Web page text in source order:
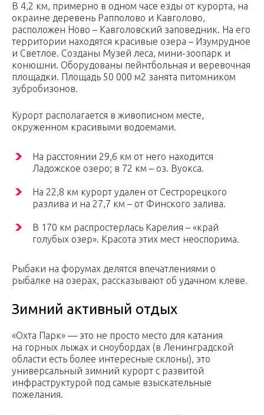
В 4,2 км, примерно в одном часе езды от курорта, на
окраине деревень Рапполово и Кавголово,
расположен Ново – Кавголовский заповедник. На его
территории находятся красивые озера – Изумрудное
и Светлое. Созданы Музей леса, мини-зоопарк и
конюшни. Оборудованы пейнтбольная и веревочная
площадки. Площадь 50 000 м2 занята питомником
зубробизонов.
Курорт располагается в живописном месте,
окруженном красивыми водоемами.
На расстоянии 29,6 км от него находится
Ладожское озеро; в 72 км – оз. Вуокса.
На 22,8 км курорт удален от Сестрорецкого
разлива и на 27,7 км – от Финского залива.
В 170 км распростерлась Карелия – «край
голубых озер». Красота этих мест неоспорима.
Рыбаки на форумах делятся впечатлениями о
рыбалке на озерах, рассказывают об удачном клеве.
Зимний активный отдых
«Охта Парк» — это не просто место для катания
на горных лыжах и сноубордах (в Ленинградской
области есть более интересные склоны), это
универсальный зимний курорт с развитой
инфраструктурой под самые взыскательные
пожелания.